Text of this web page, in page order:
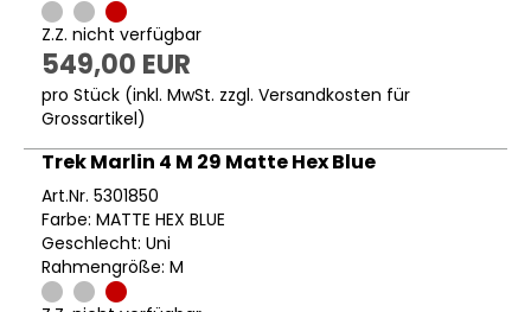
Z.Z. nicht verfügbar
549,00 EUR
pro Stück (inkl. MwSt. zzgl. Versandkosten für
Grossartikel)
Trek Marlin 4 M 29 Matte Hex Blue
Art.Nr. 5301850
Farbe: MATTE HEX BLUE
Geschlecht: Uni
Rahmengröße: M